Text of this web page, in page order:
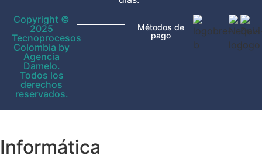
Copyright ©
2025
Tecnoprocesos
Colombia by
Agencia
Damelo.
Todos los
derechos
reservados.
Métodos de
pago
Informática